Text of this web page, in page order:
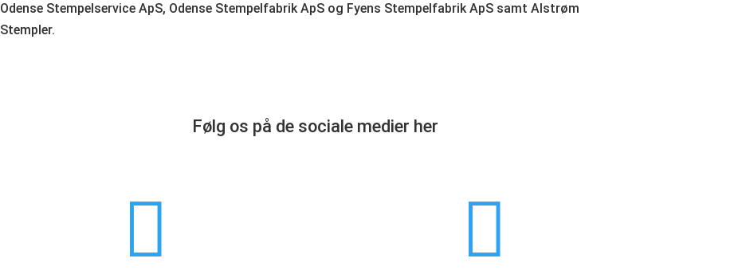
Odense Stempelservice ApS, Odense Stempelfabrik ApS og Fyens Stempelfabrik ApS samt Alstrøm
Stempler.
Følg os på de sociale medier her
 